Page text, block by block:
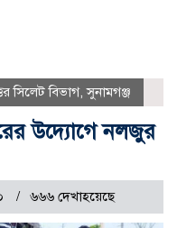
সিলেট বিভাগ,সুনামগঞ্জ
উদ্যোগে নলজুর
৬৬৬ দেখাহয়েছে